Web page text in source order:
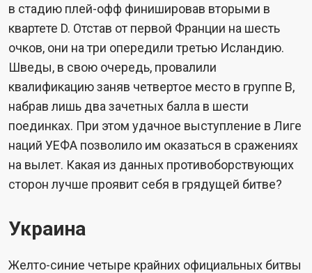
в стадию плей-офф финишировав вторыми в
квартете D. Отстав от первой Франции на шесть
очков, они на три опередили третью Исландию.
Шведы, в свою очередь, провалили
квалификацию заняв четвертое место в группе В,
набрав лишь два зачетных балла в шести
поединках. При этом удачное выступление в Лиге
наций УЕФА позволило им оказаться в сражениях
на вылет. Какая из данных противоборствующих
сторон лучше проявит себя в грядущей битве?
Украина
Желто-синие четыре крайних официальных битвы